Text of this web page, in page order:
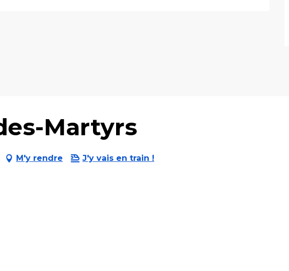
Martyrs
M'y rendre J'y vais en train !